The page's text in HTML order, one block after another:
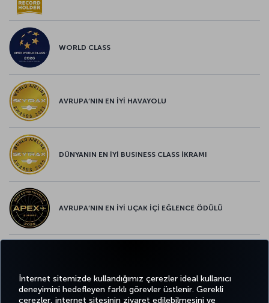
İnternet sitemizde kullandığımız çerezler ideal kullanıcı
deneyimini hedefleyen farklı görevler üstlenir. Gerekli
çerezler, internet sitesinin ziyaret edilebilmesini ve
WORLD CLASS
AVRUPA’NIN EN İYİ HAVAYOLU
DÜNYANIN EN İYİ BUSINESS CLASS İKRAMI
AVRUPA’NIN EN İYİ UÇAK İÇİ EĞLENCE ÖDÜLÜ